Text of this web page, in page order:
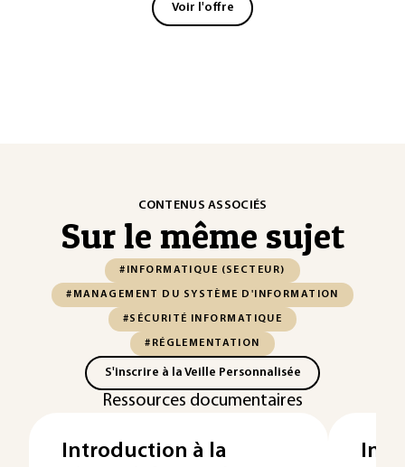
Voir l'offre
CONTENUS ASSOCIÉS
Sur le même sujet
#INFORMATIQUE (SECTEUR)
#MANAGEMENT DU SYSTÈME D'INFORMATION
#SÉCURITÉ INFORMATIQUE
#RÉGLEMENTATION
S'inscrire à la Veille Personnalisée
Ressources documentaires
Introduction à la